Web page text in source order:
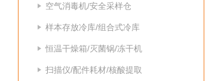
空气消毒机/安全采样仓
样本存放冷库/组合式冷库
恒温干燥箱/灭菌锅/冻干机
扫描仪/配件耗材/核酸提取